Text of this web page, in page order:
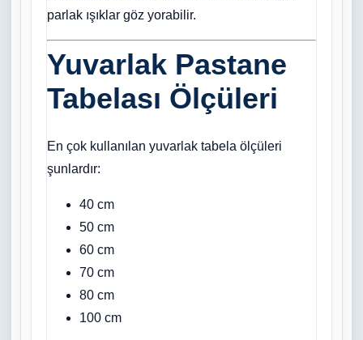
parlak ışıklar göz yorabilir.
Yuvarlak Pastane
Tabelası Ölçüleri
En çok kullanılan yuvarlak tabela ölçüleri
şunlardır:
40 cm
50 cm
60 cm
70 cm
80 cm
100 cm